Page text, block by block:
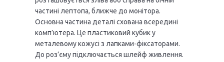
частині лептопа, ближче до монітора.
Основна частина деталі схована всередині
комп’ютера. Це пластиковий кубик у
металевому кожусі з лапками-фіксаторами.
До роз’єму підключається шлейф живлення.